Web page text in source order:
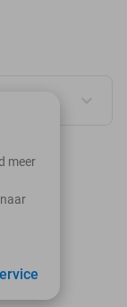
8
meer